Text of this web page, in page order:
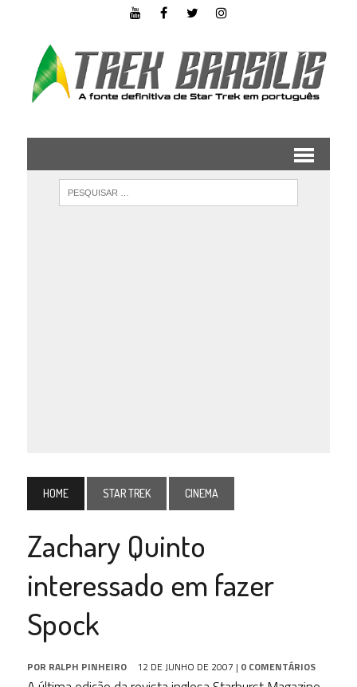
HOME STAR TREK CINEMA
Zachary Quinto
interessado em fazer
Spock
POR RALPH PINHEIRO 12 DE JUNHO DE 2007 | 0 COMENTÁRIOS